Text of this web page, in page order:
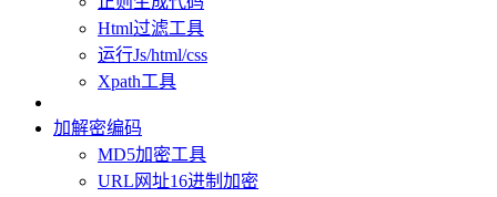
Html过滤工具
运行Js/html/css
Xpath工具
加解密编码
MD5加密工具
URL网址16进制加密